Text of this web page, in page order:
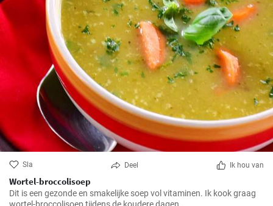
Sla Deel Ik hou van
Wortel-broccolisoep
Dit is een gezonde en smakelijke soep vol vitaminen. Ik kook graag